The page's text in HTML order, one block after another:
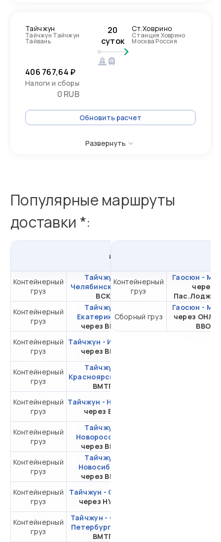
Тайчжун
Тайчжун Тайчжун
Тайвань
20
суток
Ст.Ховрино
Станция Ховрино
Москва Россия
406 767,64 ₽
Налоги и сборы
0 RUB
Обновить расчет
Развернуть
Популярные маршруты
доставки *:
из
Контейнерный
груз
Тайчжун -
Челябинск через
ВСК
от 334 833,85 ₽ за
Контейнерный
груз
Тайчжун -
Екатеринбург
через ВМТП
от 381 767,64 ₽ за
20DC
Контейнерный
груз
Тайчжун - Иркутск
через ВМТП
Контейнерный
груз
Тайчжун -
Красноярск
ВМТП
Контейнерный
груз
Тайчжун - Находка
через ВСК
Контейнерный
груз
Тайчжун -
Новороссийск
через ВМТП
Контейнерный
груз
Тайчжун -
Новосибирск
через ВМТП
Контейнерный
груз
Тайчжун - Самара
через НУТЭП
Контейнерный
груз
Тайчжун - Санкт-
Петербург
ВМТП
Контейнерный
груз
Гаосюн -
через
Сборный груз
Гаосюн -
через ОНЛ-
ВВО